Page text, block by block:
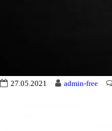
27.05.2021 admin-free